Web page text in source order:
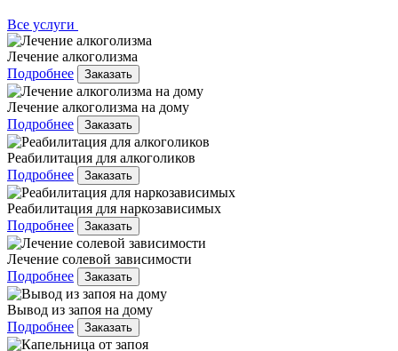
Все услуги
Лечение алкоголизма
Подробнее
Заказать
Лечение алкоголизма на дому
Подробнее
Заказать
Реабилитация для алкоголиков
Подробнее
Заказать
Реабилитация для наркозависимых
Подробнее
Заказать
Лечение солевой зависимости
Подробнее
Заказать
Вывод из запоя на дому
Подробнее
Заказать